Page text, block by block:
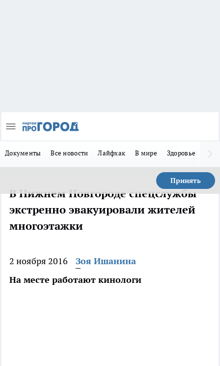
Документы Все новости Лайфхак В мире Здоровье
Принять
В Нижнем Новгороде спецслужбы
экстренно эвакуировали жителей
многоэтажки
2 ноября 2016
Зоя Ишанина
На месте работают кинологи